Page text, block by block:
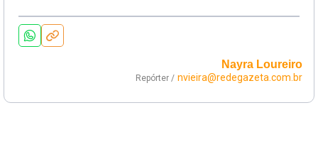
Nayra Loureiro
Repórter / nvieira@redegazeta.com.br